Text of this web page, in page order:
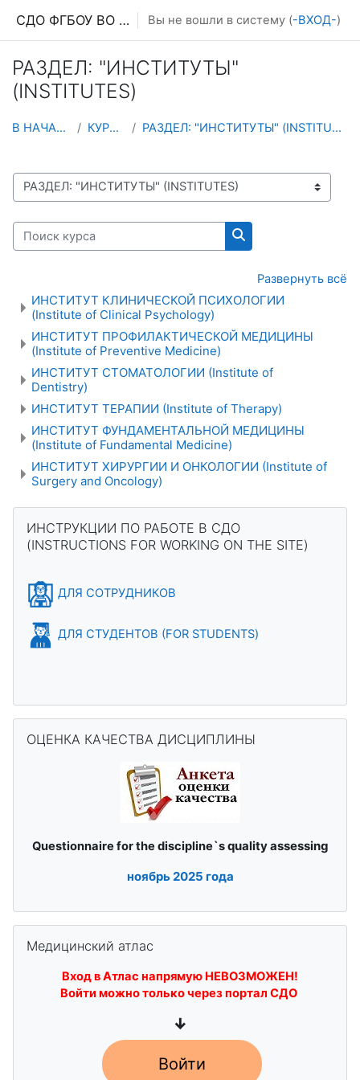
СДО ФГБОУ ВО ПИМУ МЗ РФ Вы не вошли в систему (-ВХОД-)
РАЗДЕЛ: "ИНСТИТУТЫ"
(INSTITUTES)
В НАЧАЛО КУРСЫ РАЗДЕЛ: "ИНСТИТУТЫ" (INSTITUTES)
СПИСОК ДОСТУПНЫХ КАФЕДР И ТЕСТОВ
Поиск курса
Поиск курса
Развернуть всё
ИНСТИТУТ КЛИНИЧЕСКОЙ ПСИХОЛОГИИ
(Institute of Clinical Psychology)
ИНСТИТУТ ПРОФИЛАКТИЧЕСКОЙ МЕДИЦИНЫ
(Institute of Preventive Medicine)
ИНСТИТУТ СТОМАТОЛОГИИ (Institute of
Dentistry)
ИНСТИТУТ ТЕРАПИИ (Institute of Therapy)
ИНСТИТУТ ФУНДАМЕНТАЛЬНОЙ МЕДИЦИНЫ
(Institute of Fundamental Medicine)
ИНСТИТУТ ХИРУРГИИ И ОНКОЛОГИИ (Institute of
Surgery and Oncology)
Блоки
ИНСТРУКЦИИ ПО РАБОТЕ В СДО
(INSTRUCTIONS FOR WORKING ON THE SITE)
ДЛЯ СОТРУДНИКОВ
ДЛЯ СТУДЕНТОВ (FOR STUDENTS)
ОЦЕНКА КАЧЕСТВА ДИСЦИПЛИНЫ
Questionnaire for the discipline`squality assessing
ноябрь2025 года
Медицинский атлас
Вход в Атлас напрямую НЕВОЗМОЖЕН!
Войти можно только через портал СДО
↓
Войти